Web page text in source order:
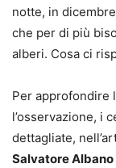
notte, in
che per di più
alberi. Cosa ci
Per approfondire
l’osservazione, i
dettagliate,
Salvatore Albano